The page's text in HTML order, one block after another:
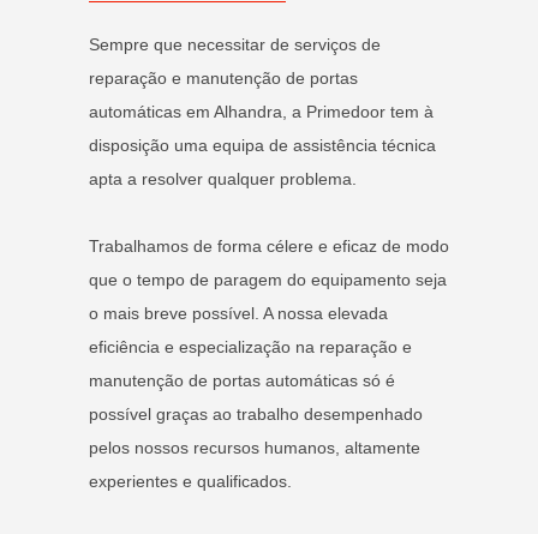
Sempre que necessitar de serviços de
reparação e manutenção de portas
automáticas em Alhandra, a Primedoor tem à
disposição uma equipa de assistência técnica
apta a resolver qualquer problema.
Trabalhamos de forma célere e eficaz de modo
que o tempo de paragem do equipamento seja
o mais breve possível. A nossa elevada
eficiência e especialização na reparação e
manutenção de portas automáticas só é
possível graças ao trabalho desempenhado
pelos nossos recursos humanos, altamente
experientes e qualificados.